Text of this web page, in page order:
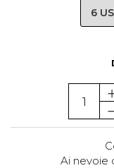
Ai nevoie